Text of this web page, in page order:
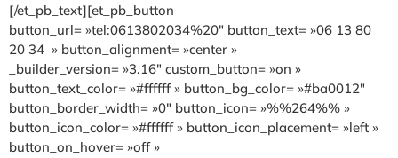
[/et_pb_text][et_pb_button
button_url= »tel:0613802034%20″ button_text= »06 13 80
20 34 » button_alignment= »center »
_builder_version= »3.16″ custom_button= »on »
button_text_color= »#ffffff » button_bg_color= »#ba0012″
button_border_width= »0″ button_icon= »%%264%% »
button_icon_color= »#ffffff » button_icon_placement= »left »
button_on_hover= »off »